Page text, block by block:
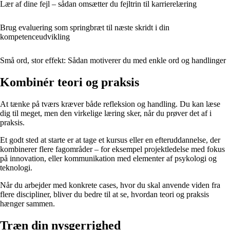
Lær af dine fejl – sådan omsætter du fejltrin til karrierelæring
Brug evaluering som springbræt til næste skridt i din
kompetenceudvikling
Små ord, stor effekt: Sådan motiverer du med enkle ord og handlinger
Kombinér teori og praksis
At tænke på tværs kræver både refleksion og handling. Du kan læse
dig til meget, men den virkelige læring sker, når du prøver det af i
praksis.
Et godt sted at starte er at tage et kursus eller en efteruddannelse, der
kombinerer flere fagområder – for eksempel projektledelse med fokus
på innovation, eller kommunikation med elementer af psykologi og
teknologi.
Når du arbejder med konkrete cases, hvor du skal anvende viden fra
flere discipliner, bliver du bedre til at se, hvordan teori og praksis
hænger sammen.
Træn din nysgerrighed